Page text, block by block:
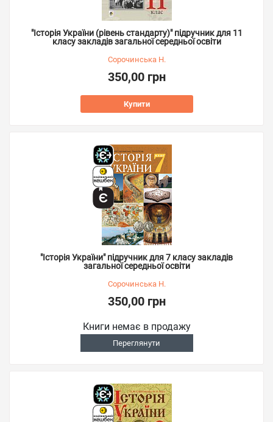
"Історія України (рівень стандарту)" підручник для 11
класу закладів загальної середньої освіти
Сорочинська Н.
350,00 грн
Купити
"Історія України" підручник для 7 класу закладів
загальної середньої освіти
Сорочинська Н.
350,00 грн
Книги немає в продажу
Переглянути